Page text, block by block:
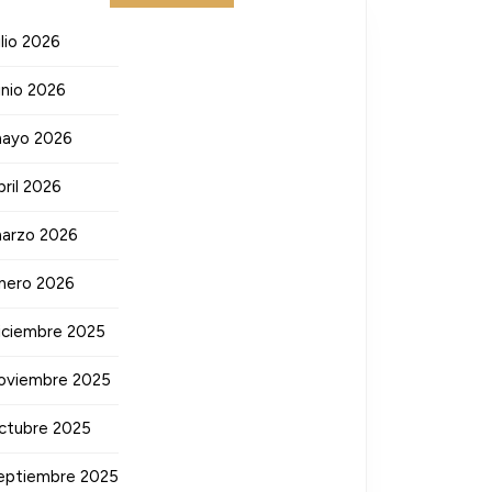
2026
2026
2026
2026
2026
2026
2025
2025
2025
2025